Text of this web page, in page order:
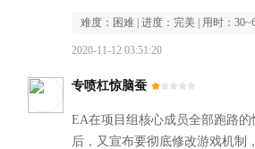
难度： 困难 | 进度： 完美 | 用时：
2020-11-12 03:51:20
专喷杠惊脑蚕
EA在项目组核心成员全部跑路
后，又宣布要彻底修改游戏机制